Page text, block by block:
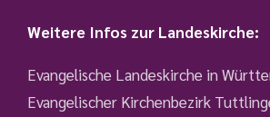
Weitere Infos zur Landeskirche:
Evangelische Landeskirche in
Evangelischer Kirchenbezirk